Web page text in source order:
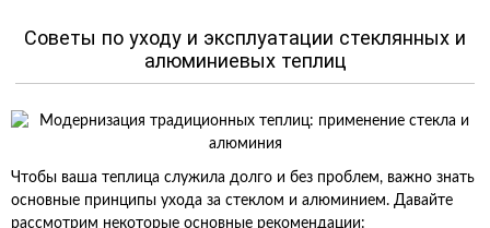
Советы по уходу и эксплуатации стеклянных и
алюминиевых теплиц
Чтобы ваша теплица служила долго и без проблем, важно знать
основные принципы ухода за стеклом и алюминием. Давайте
рассмотрим некоторые основные рекомендации: